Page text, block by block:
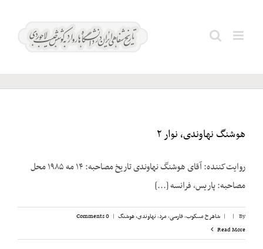
کشاورز؛
هوشنگ نهاوندی، نوار ۲
روایت‌کننده: آقای هوشنگ نهاوندی تاریخ مصاحبه: ۱۴ مه ۱۹۸۵ محل
مصاحبه: پاریس، فرانسه [...]
By
|
| شاهرخ مسکوب,فارسی,مرد,نهاوندی، هوشنگ |
0 Comments
Read More